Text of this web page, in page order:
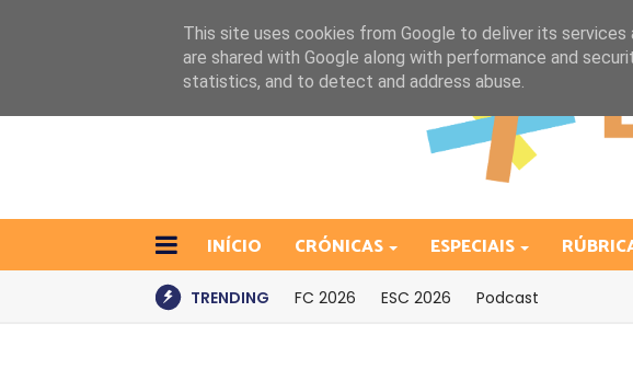
INÍCIO CRÓNICAS ESPECIAIS
TRENDING FC 2026 ESC 2026 Podcast
This site uses cookies from Google to deliver its
are shared with Google along with performance and
statistics, and to detect and address abuse.